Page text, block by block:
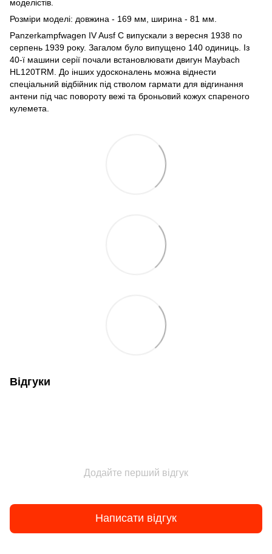
моделістів.
Розміри моделі: довжина - 169 мм, ширина - 81 мм.
Panzerkampfwagen IV Ausf C випускали з вересня 1938 по
серпень 1939 року. Загалом було випущено 140 одиниць. Із
40-ї машини серії почали встановлювати двигун Maybach
HL120TRM. До інших удосконалень можна віднести
спеціальний відбійник під стволом гармати для відгинання
антени під час повороту вежі та броньовий кожух спареного
кулемета.
Відгуки
Додайте перший відгук
Написати відгук